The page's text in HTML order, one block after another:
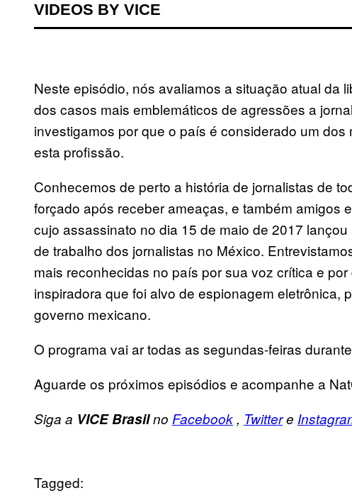
VIDEOS BY VICE
Neste episódio, nós avaliamos a situação atual da
dos casos mais emblemáticos de agressões a
investigamos por que o país é considerado um
esta profissão.
Conhecemos de perto a história de jornalistas de
forçado após receber ameaças, e também amigos
cujo assassinato no dia 15 de maio de 2017
de trabalho dos jornalistas no México.
mais reconhecidas no país por sua voz crítica e
inspiradora que foi alvo de espionagem eletrônica,
governo mexicano.
O programa vai ar todas as segundas-feiras
Aguarde os próximos episódios e acompanhe a
Siga a VICE Brasilno Facebook, Twittere
Tagged: